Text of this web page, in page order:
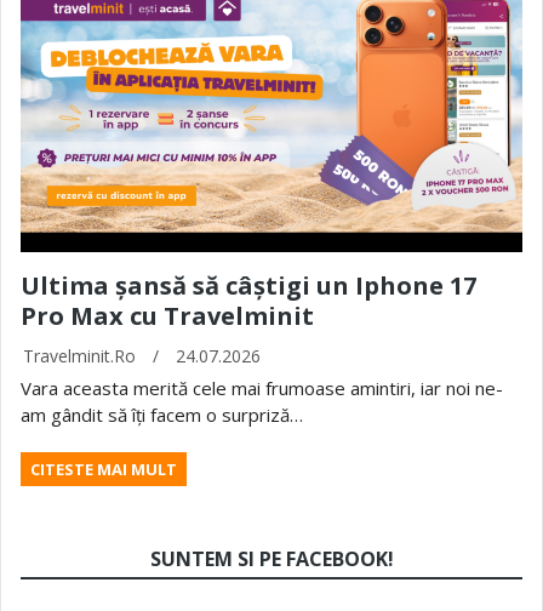
Ultima șansă să câștigi un Iphone 17
Pro Max cu Travelminit
Travelminit.ro / 24.07.2026
Vara aceasta merită cele mai frumoase amintiri, iar noi ne-
am gândit să îți facem o surpriză…
CITESTE MAI MULT
SUNTEM SI PE FACEBOOK!